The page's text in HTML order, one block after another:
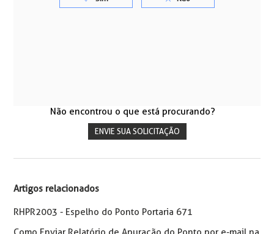
Não encontrou o que está procurando?
ENVIE SUA SOLICITAÇÃO
Artigos relacionados
RHPR2003 - Espelho do Ponto Portaria 671